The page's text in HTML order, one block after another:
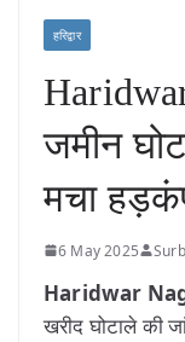
हरिद्वार
जमीन
मचा
6 May 2025
Haridwar
खरीद घोटाले की